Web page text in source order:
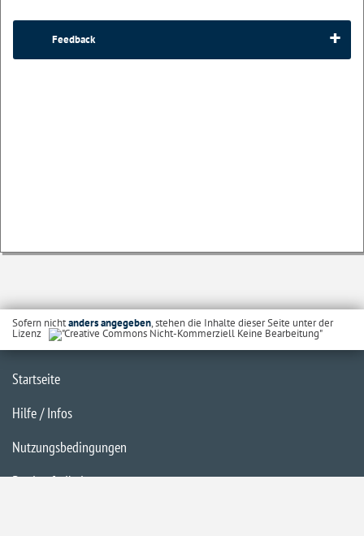
Feedback
Sofern nichtanders angegeben, stehen die Inhalte dieser Seite unter der
Lizenz
Startseite
Hilfe / Infos
Nutzungsbedingungen
Barrierefreiheit